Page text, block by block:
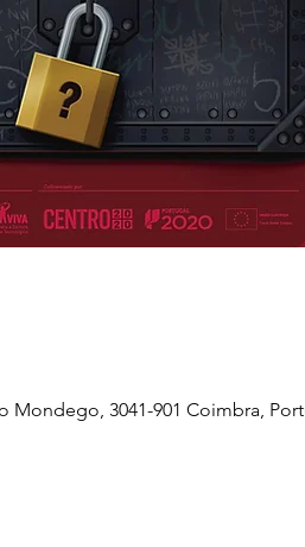
Mondego, 3041-901 Coimbra,